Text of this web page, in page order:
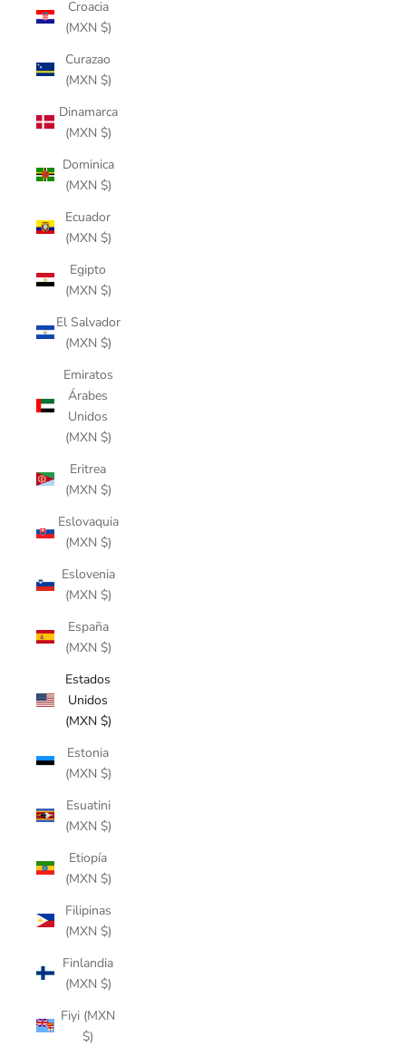
Croacia
(MXN $)
Curazao
(MXN $)
Dinamarca
(MXN $)
Dominica
(MXN $)
Ecuador
(MXN $)
Egipto
(MXN $)
El Salvador
(MXN $)
Emiratos
Árabes
Unidos
(MXN $)
Eritrea
(MXN $)
Eslovaquia
(MXN $)
Eslovenia
(MXN $)
España
(MXN $)
Estados
Unidos
(MXN $)
Estonia
(MXN $)
Esuatini
(MXN $)
Etiopía
(MXN $)
Filipinas
(MXN $)
Finlandia
(MXN $)
Fiyi (MXN
$)